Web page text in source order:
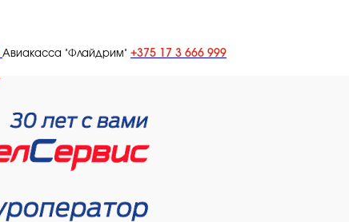
Авиакасса "Флайдрим" +375 17 3 666 999